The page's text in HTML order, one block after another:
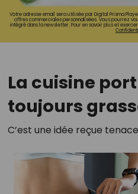
Votre adresse email sera utilisée par Digital Prisma
offres commerciales personnalisées. Vous pourrez
intégré dans la newsletter. Pour en savoir plus et
La cuisine
toujours
C’est une idée reçue